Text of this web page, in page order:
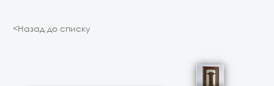
<Назад до списку